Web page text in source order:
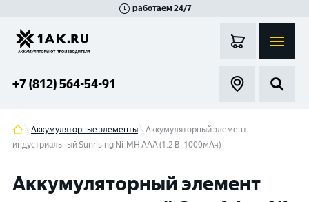
работаем 24/7
+7 (812) 564-54-91
Аккумуляторные элементы
Аккумуляторный элемент
индустриальный Sunrising Ni-MH AAA (1.2 В, 1000мАч)
Аккумуляторный элемент
Гатчина